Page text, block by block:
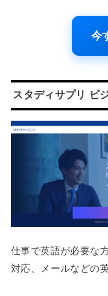
今
スタディサプリ ビ
仕事で英語が必要な
対応、メールなどの